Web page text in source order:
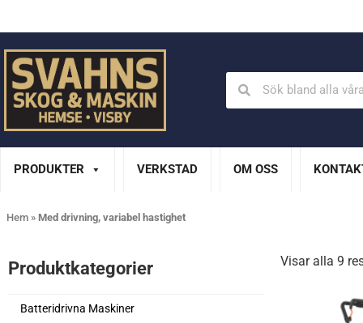
PRODUKTER VERKSTAD OM OSS
Hem » Med drivning, variabel hastighet
Produktkategorier​
Batteridrivna Maskiner
Visar alla 9